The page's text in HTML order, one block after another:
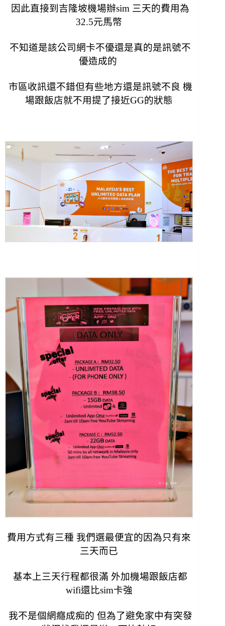
因此直接到吉隆坡機場辦sim 三天的費用為
32.5元馬幣
不知道是該公司網卡不優還是真的是訊號不
優造成的
市區收訊還不錯但有些地方還是訊號不良 機
場跟飯店就不用提了接近GG的狀態
費用方式有三種 我們選最便宜的因為只有來
三天而已
基本上三天行程都很滿 外加機場跟飯店都
wifi還比sim卡強
我不是個網癮成痴的 但為了避免家中有突發